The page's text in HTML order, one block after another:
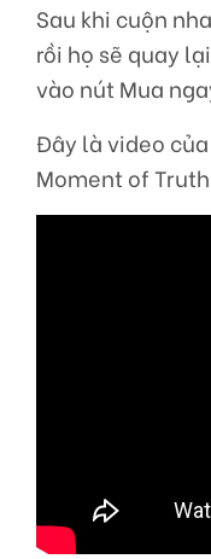
Sau khi cuộn
rồi họ sẽ quay
vào nút Mua
Đây là video
Moment of